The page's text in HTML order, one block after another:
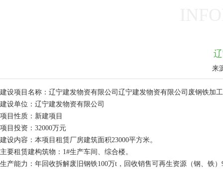
来
建设项目名称：辽宁建发物资有限公司辽宁建发物资有限公司废钢铁加
建设单位：辽宁建发物资有限公司
项目性质：新建项目
项目投资：32000万元
建设内容：本项目租赁厂房建筑面积23000平方米。
主要租赁建构筑物：1#生产车间、综合楼。
生产能力：年回收拆解废旧钢铁100万t，回收销售可再生资源（钢、铁）